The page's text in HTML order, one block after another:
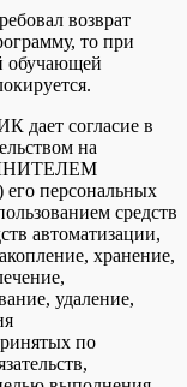
возврат
то при
обучающей
дает согласие в
на
персональных
средств
автоматизации,
хранение,
удаление,
по